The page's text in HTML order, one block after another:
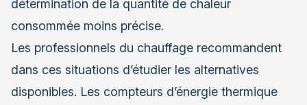
détermination de la quantité de chaleur
consommée moins précise.
Les professionnels du chauffage recommandent
dans ces situations d’étudier les alternatives
disponibles. Les compteurs d’énergie thermique